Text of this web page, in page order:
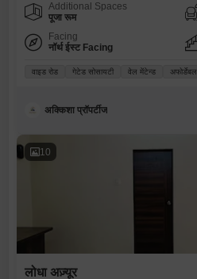
Additional Spaces
पूजा रूम
Facing
नॉर्थ ईस्ट Facing
वाइड रोड गेटेड सोसायटी वेल मेंटेन्ड अफोर्डेबल
अक्किशा प्रॉपर्टीज
10
लोधा अज़्यूर